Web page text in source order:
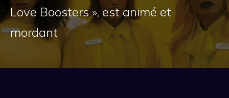
Love Boosters », est animé et
mordant